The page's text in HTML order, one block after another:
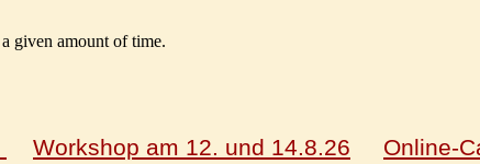
Workshop am 12. und 14.8.26 Online-